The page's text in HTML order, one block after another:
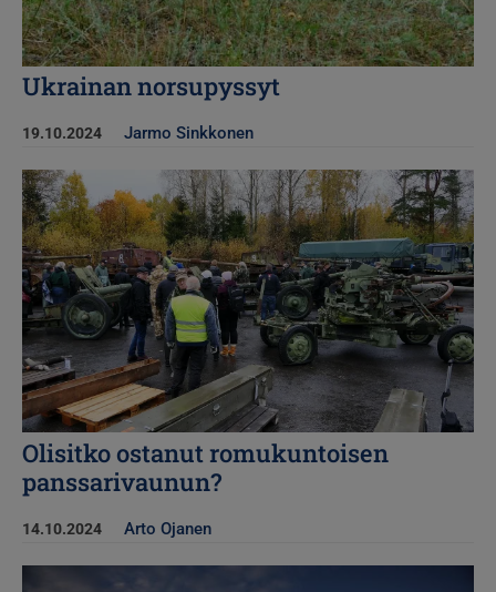
Ukrainan norsupyssyt
19.10.2024 Jarmo Sinkkonen
Kuva
Olisitko ostanut romukuntoisen
panssarivaunun?
14.10.2024 Arto Ojanen